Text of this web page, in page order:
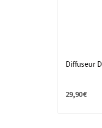
Diffuseur
29,90 €